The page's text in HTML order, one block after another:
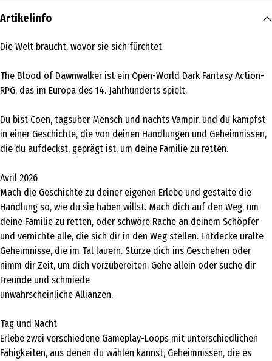
Artikelinfo
Die Welt braucht, wovor sie sich fürchtet
The Blood of Dawnwalker ist ein Open-World Dark Fantasy Action-
RPG, das im Europa des 14. Jahrhunderts spielt.
Du bist Coen, tagsüber Mensch und nachts Vampir, und du kämpfst
in einer Geschichte, die von deinen Handlungen und Geheimnissen,
die du aufdeckst, geprägt ist, um deine Familie zu retten.
Avril 2026
Mach die Geschichte zu deiner eigenen Erlebe und gestalte die
Handlung so, wie du sie haben willst. Mach dich auf den Weg, um
deine Familie zu retten, oder schwöre Rache an deinem Schöpfer
und vernichte alle, die sich dir in den Weg stellen. Entdecke uralte
Geheimnisse, die im Tal lauern. Stürze dich ins Geschehen oder
nimm dir Zeit, um dich vorzubereiten. Gehe allein oder suche dir
Freunde und schmiede
unwahrscheinliche Allianzen.
Tag und Nacht
Erlebe zwei verschiedene Gameplay-Loops mit unterschiedlichen
Fähigkeiten, aus denen du wählen kannst, Geheimnissen, die es